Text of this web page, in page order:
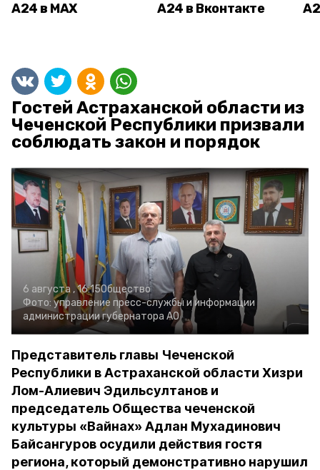
А24 в MAX А24 в Вконтакте
Гостей Астраханской области из
Чеченской Республики призвали
соблюдать закон и порядок
6 августа , 16:15Общество
Фото: управление пресс-службы и информации
администрации губернатора АО
Представитель главы Чеченской
Республики в Астраханской области Хизри
Лом-Алиевич Эдильсултанов и
председатель Общества чеченской
культуры «Вайнах» Адлан Мухадинович
Байсангуров осудили действия гостя
региона, который демонстративно нарушил